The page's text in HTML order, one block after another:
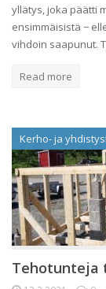
yllätys, joka päätti
ensimmäisistä −
vihdoin saapunut.
Read more
Kerho- ja
Tehotunteja